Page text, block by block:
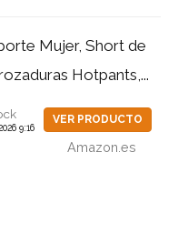
Mujer, Short de
Hotpants,...
9:16
VER PRODUCTO
Amazon.es